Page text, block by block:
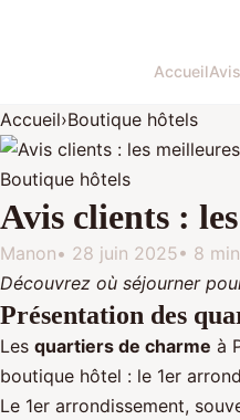
Accueil
Accueil›Boutique hôtels
Boutique hôtels
Avis clients :
Manon• 28 juin 2025• 8
Découvrez où séjourner
Présentation des
Les quartiers de charme à
boutique hôtel : le 1er
Le 1er arrondissement,